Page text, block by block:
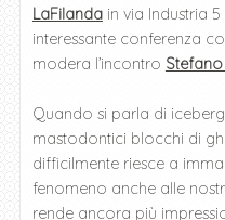
LaFilandain via Industria 5
interessante conferenza
modera l’incontro
Quando si parla di
mastodontici blocchi di
difficilmente riesce a
fenomeno anche alle
rende ancora più